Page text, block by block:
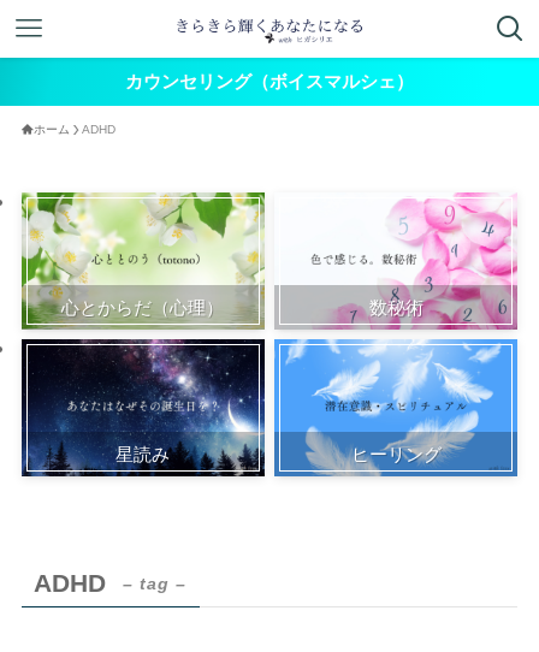
カウンセリング（ボイスマルシェ）
ホーム ADHD
心とからだ（心理） 数秘術
星読み ヒーリング
ADHD – tag –